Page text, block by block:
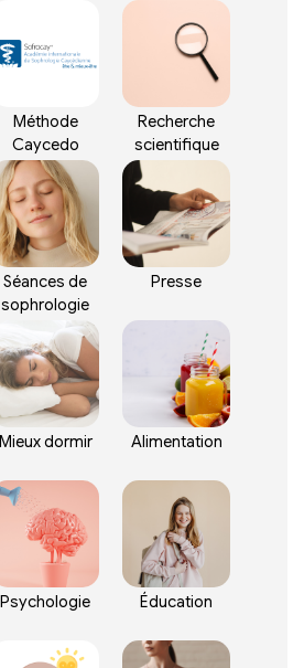
Méthode
Caycedo
Recherche
scientifique
Séances de
sophrologie
Presse
Mieux dormir Alimentation
Psychologie Éducation